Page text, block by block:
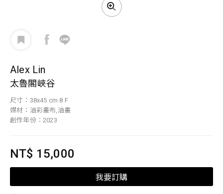
Alex Lin
太魯閣峽谷
尺寸：38x45 cm 8 F
媒材：油彩畫布,油畫
創作年份：2023
NT$ 15,000
我要訂購